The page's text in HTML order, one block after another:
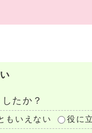
たか？
もいえない 役に